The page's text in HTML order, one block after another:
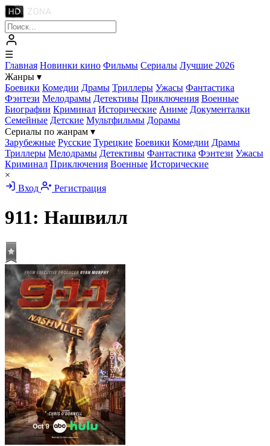
☰
Главная Новинки кино Фильмы Сериалы Лучшие 2026
Жанры ▾
Боевики Комедии Драмы Триллеры Ужасы Фантастика
Фэнтези Мелодрамы Детективы Приключения Военные
Биографии Криминал Исторические Аниме Документалки
Семейные Детские Мультфильмы Дорамы
Сериалы по жанрам ▾
Зарубежные Русские Турецкие Боевики Комедии Драмы
Триллеры Мелодрамы Детективы Фантастика Фэнтези Ужасы
Криминал Приключения Военные Исторические
×
Вход
Регистрация
911: Нашвилл